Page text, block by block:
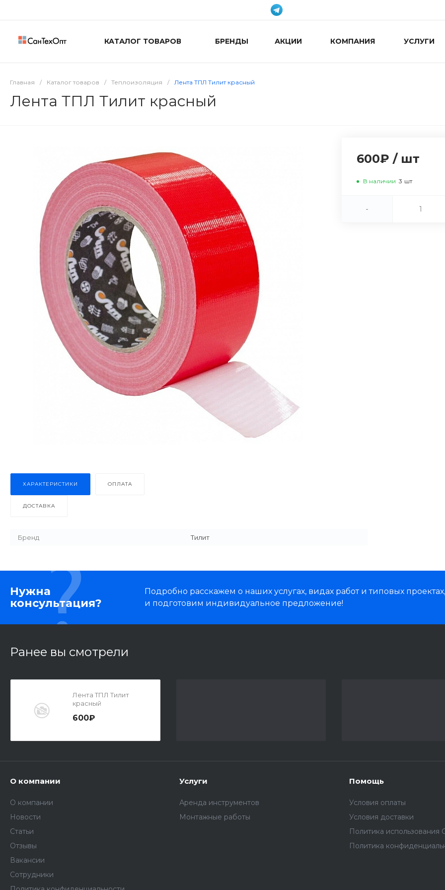
КАТАЛОГ ТОВАРОВ БРЕНДЫ АКЦИИ КОМПАНИЯ УСЛУГИ
Главная / Каталог товаров / Теплоизоляция / Лента ТПЛ Тилит красный
Лента ТПЛ Тилит красный
600₽ / шт
В наличии 3 шт
-
ХАРАКТЕРИСТИКИ ОПЛАТА
ДОСТАВКА
Бренд Тилит
Нужна
консультация?
Подробно расскажем о наших услугах, видах работ и типовых
и подготовим индивидуальное предложение!
Ранее вы смотрели
Лента ТПЛ Тилит
красный
600₽
О компании
О компании
Новости
Статьи
Отзывы
Вакансии
Сотрудники
Услуги
Аренда инструментов
Монтажные работы
Помощь
Условия оплаты
Условия доставки
Политика использования
Политика